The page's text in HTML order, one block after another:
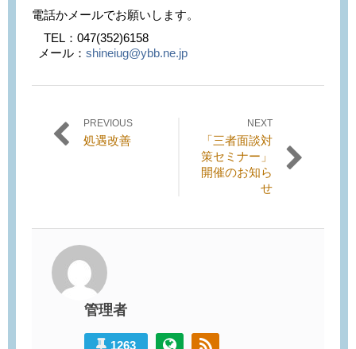
電話かメールでお願いします。
TEL：047(352)6158
メール： shineiug@ybb.ne.jp
投稿ナビゲーション
PREVIOUS
Previous
処遇改善
NEXT
Next
post:
「三者面談対
策セミナー」
開催のお知ら
せ
管理者
1263